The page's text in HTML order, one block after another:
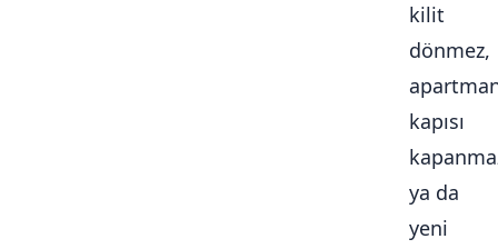
kilit
dönmez,
kapısı
ya da
yeni